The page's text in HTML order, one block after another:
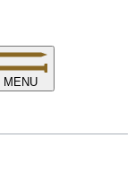
MENU